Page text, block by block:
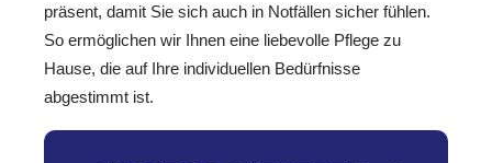
präsent, damit Sie sich auch in Notfällen sicher fühlen.
So ermöglichen wir Ihnen eine liebevolle Pflege zu
Hause, die auf Ihre individuellen Bedürfnisse
abgestimmt ist.